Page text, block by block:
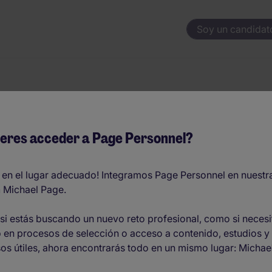
Soy un
para una
para destacar
acceder a Page Personnel?
en el lugar adecuado! Integramos Page Personnel en
Michael Page.
estás buscando un nuevo reto profesional, como si
en procesos de selección o acceso a contenido, estudios y
útiles, ahora encontrarás todo en un mismo lugar: